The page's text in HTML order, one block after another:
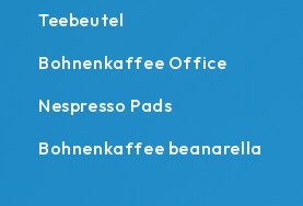
Teebeutel
Bohnenkaffee Office
Nespresso Pads
Bohnenkaffee beanarella